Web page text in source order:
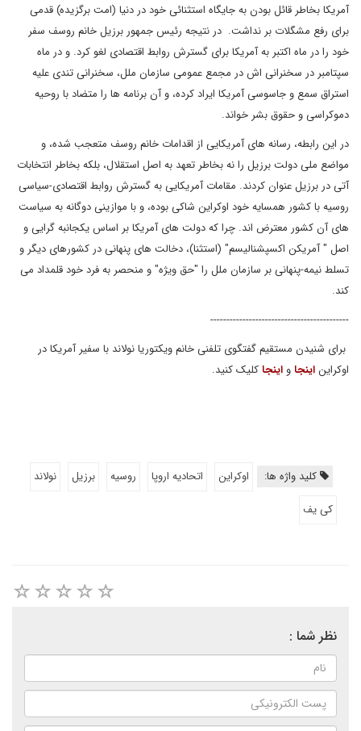
آمریکا بخاطر قائل بودن به جایگاه استثنائی خود در دنیا (امت برگزیده) قدمی
برای رفع مشگلات بر نداشت. در نتیجه رئیس جمهور برزیل خانم روسف سفر
خود را در ماه اکتبر به آمریکا برای گسترش روابط اقتصادی لغو کرد. و در ماه
سپتامبر در سخنرانی اش در مجمع عمومی سازمان ملل، سخنرانی تندی علیه
استراق سمع و جاسوسی آمریکا ایراد کرده، و آن برنامه ها را متضاد با روحیه
دموکراسی و حقوق بشر خواند.
در این رابطه، رسانه های آمریکایی از اقدامات خانم روسف متعجب شده، و
مواضع ملی دولت برزیل را نه بخاطر تعهد به اصل استقلال، بلکه بخاطر انتخابات
آتی در برزیل عنوان کردند. مقامات آمریکایی به گسترش روابط اقتصادی-سیاسی
روسیه با کشور همسایه خود اوکراین شاکی بوده، و با موازینی دوگانه به سیاست
های آن کشور معترض اند. چرا که دولت های آمریکا بر اساس یکجانبه گرایی و
اصل " آمریکن اکسپشنالیسم" (استثنا)، دخالت های پنهانی در کشورهای دیگر و
تسلط نیمه-پنهانی بر سازمان ملل را "حق ویژه" و منحصر به فرد خود قلمداد می
کند.
-------------------------------------------
برای شنیدن مستقیم گفتگوی تلفنی خانم ویکتوریا نولاند با سفیر آمریکا در
اوکرایناینجاو اینجاکلیک کنید.
کلید واژه ها: اوکراین اتحادیه اروپا روسیه برزیل
نولاند
کی یف
نظر شما :